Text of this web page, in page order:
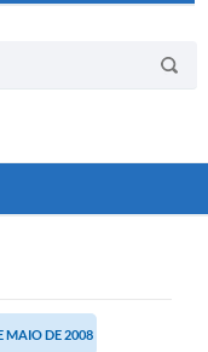
MAIO DE 2008